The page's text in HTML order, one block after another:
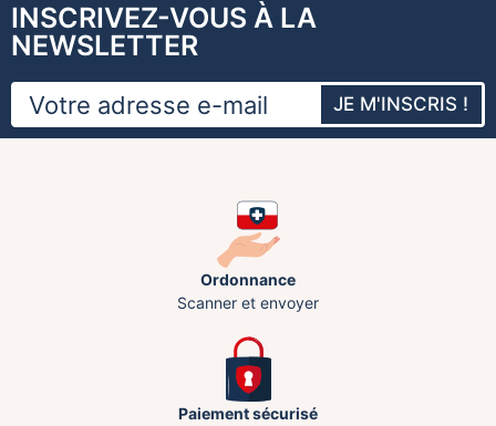
INSCRIVEZ-VOUS À LA
NEWSLETTER
JE M'INSCRIS !
Ordonnance
Scanner et envoyer
Paiement sécurisé